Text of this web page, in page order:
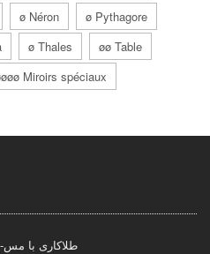
ø Néron
ø Pythagore
ø Thales
øø Table
Miroirs spéciaux
طلاكارى با